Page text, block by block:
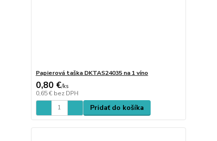
Papierová taška DKTAS24035 na 1 víno
0,80 €/ks
0,65 € bez DPH
Pridať do košíka